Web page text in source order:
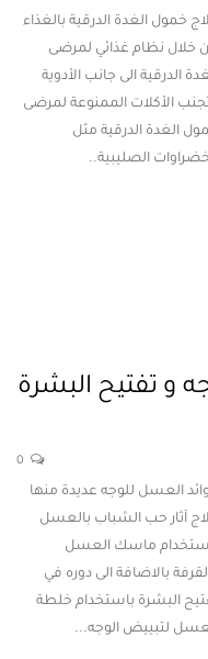
خمول الغدة الدرقية بالغذاء
خلال نظام غذائي لمرضى
الدرقية الى جانب الأدوية
الأكلات الممنوعة لمرضى
الغدة الدرقية مثل
الصليبية..
و تفتيح البشرة
العسل للوجه عديدة منها
آثار حب الشباب بالعسل
ماسك العسل
بالاضافة الى دوره في
البشرة باستخدام خلطة
لتبييض الوجه...